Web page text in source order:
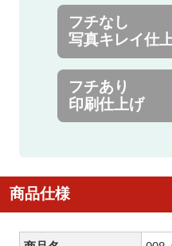
フチなし
写真キレイ仕
フチあり
印刷仕上げ
商品仕様